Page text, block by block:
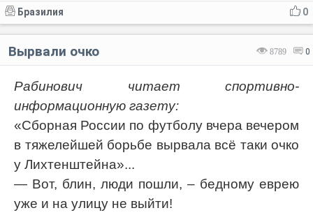
0
Бразилия
8789 0
Вырвали очко
Рабинович читает спортивно-
информационную газету:
«Сборная России по футболу вчера вечером
в тяжелейшей борьбе вырвала всё таки очко
у Лихтенштейна»...
— Вот, блин, люди пошли, – бедному еврею
уже и на улицу не выйти!